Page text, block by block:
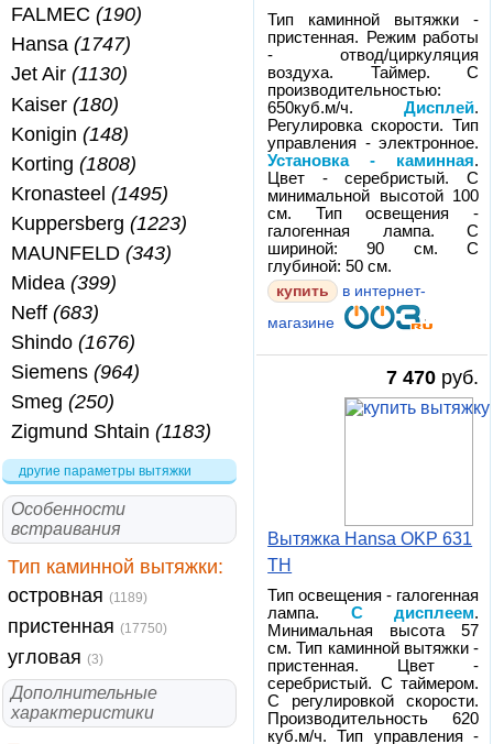
FALMEC(190)
Hansa(1747)
Jet Air(1130)
Kaiser(180)
Konigin(148)
Korting(1808)
Kronasteel(1495)
Kuppersberg(1223)
MAUNFELD(343)
Midea(399)
Neff(683)
Shindo(1676)
Siemens(964)
Smeg(250)
Zigmund Shtain(1183)
другие параметры вытяжки
Особенности
встраивания
Тип каминной вытяжки:
островная (1189)
пристенная (17750)
угловая (3)
Дополнительные
характеристики
Тип каминной вытяжки -
пристенная. Режим работы
- отвод/циркуляция
воздуха. Таймер. С
производительностью:
650куб.м/ч.Дисплей.
Регулировка скорости. Тип
управления - электронное.
Установка - каминная.
Цвет - серебристый. С
минимальной высотой 100
см. Тип освещения -
галогенная лампа. С
шириной: 90 см. С
глубиной: 50 см.
купить
в интернет-
магазине
7 470 руб.
Вытяжка Hansa OKP 631
TH
Тип освещения - галогенная
лампа. С дисплеем.
Минимальная высота 57
см. Тип каминной вытяжки -
пристенная. Цвет -
серебристый. С таймером.
С регулировкой скорости.
Производительность 620
куб.м/ч. Тип управления -